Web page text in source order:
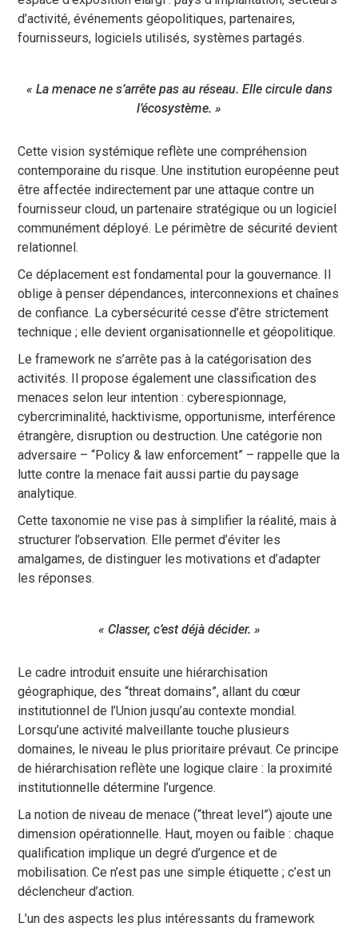
d’activité, événements géopolitiques, partenaires,
fournisseurs, logiciels utilisés, systèmes partagés.
« La menace ne s’arrête pas au réseau. Elle circule dans
l’écosystème. »
Cette vision systémique reflète une compréhension
contemporaine du risque. Une institution européenne peut
être affectée indirectement par une attaque contre un
fournisseur cloud, un partenaire stratégique ou un logiciel
communément déployé. Le périmètre de sécurité devient
relationnel.
Ce déplacement est fondamental pour la gouvernance. Il
oblige à penser dépendances, interconnexions et chaînes
de confiance. La cybersécurité cesse d’être strictement
technique ; elle devient organisationnelle et géopolitique.
Le framework ne s’arrête pas à la catégorisation des
activités. Il propose également une classification des
menaces selon leur intention : cyberespionnage,
cybercriminalité, hacktivisme, opportunisme, interférence
étrangère, disruption ou destruction. Une catégorie non
adversaire – “Policy & law enforcement” – rappelle que la
lutte contre la menace fait aussi partie du paysage
analytique.
Cette taxonomie ne vise pas à simplifier la réalité, mais à
structurer l’observation. Elle permet d’éviter les
amalgames, de distinguer les motivations et d’adapter
les réponses.
« Classer, c’est déjà décider. »
Le cadre introduit ensuite une hiérarchisation
géographique, des “threat domains”, allant du cœur
institutionnel de l’Union jusqu’au contexte mondial.
Lorsqu’une activité malveillante touche plusieurs
domaines, le niveau le plus prioritaire prévaut. Ce principe
de hiérarchisation reflète une logique claire : la proximité
institutionnelle détermine l’urgence.
La notion de niveau de menace (“threat level”) ajoute une
dimension opérationnelle. Haut, moyen ou faible : chaque
qualification implique un degré d’urgence et de
mobilisation. Ce n’est pas une simple étiquette ; c’est un
déclencheur d’action.
L’un des aspects les plus intéressants du framework